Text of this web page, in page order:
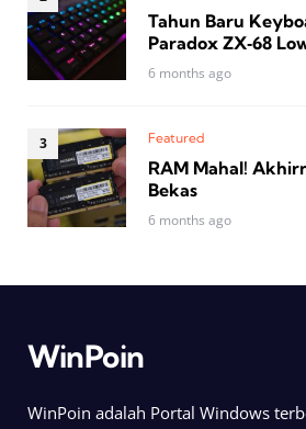
Tahun Baru
Paradox ZX‑68
6 months ago
Featured
RAM Mahal!
Bekas
6 months ago
WinPoin
WinPoin adalah Portal Windows